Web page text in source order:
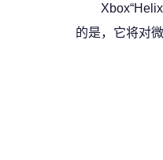
的是，它将对